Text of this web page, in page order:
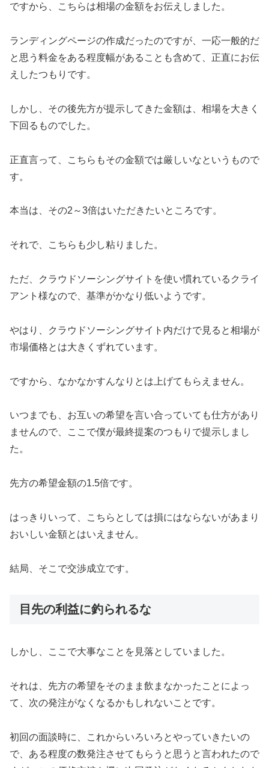
ですから、こちらは相場の金額をお伝えしました。
ランディングページの作成だったのですが、一応一般的だ
と思う料金をある程度幅があることも含めて、正直にお伝
えしたつもりです。
しかし、その後先方が提示してきた金額は、相場を大きく
下回るものでした。
正直言って、こちらもその金額では厳しいなというもので
す。
本当は、その2～3倍はいただきたいところです。
それで、こちらも少し粘りました。
ただ、クラウドソーシングサイトを使い慣れているクライ
アント様なので、基準がかなり低いようです。
やはり、クラウドソーシングサイト内だけで見ると相場が
市場価格とは大きくずれています。
ですから、なかなかすんなりとは上げてもらえません。
いつまでも、お互いの希望を言い合っていても仕方があり
ませんので、ここで僕が最終提案のつもりで提示しまし
た。
先方の希望金額の1.5倍です。
はっきりいって、こちらとしては損にはならないがあまり
おいしい金額とはいえません。
結局、そこで交渉成立です。
目先の利益に釣られるな
しかし、ここで大事なことを見落としていました。
それは、先方の希望をそのまま飲まなかったことによっ
て、次の発注がなくなるかもしれないことです。
初回の面談時に、これからいろいろとやっていきたいの
で、ある程度の数発注させてもらうと思うと言われたので